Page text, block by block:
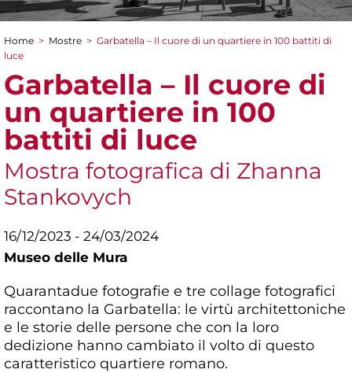
Tu sei qui
Home > Mostre > Garbatella – Il cuore di un quartiere in 100 battiti di
luce
Garbatella – Il cuore di
un quartiere in 100
battiti di luce
Mostra fotografica di Zhanna
Stankovych
16/12/2023 - 24/03/2024
Museo delle Mura
Quarantadue fotografie e tre collage fotografici
raccontano la Garbatella: le virtù architettoniche
e le storie delle persone che con la loro
dedizione hanno cambiato il volto di questo
caratteristico quartiere romano.